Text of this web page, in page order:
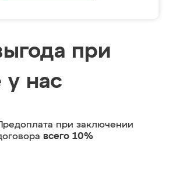
при
у нас
при заключении
всего 10%